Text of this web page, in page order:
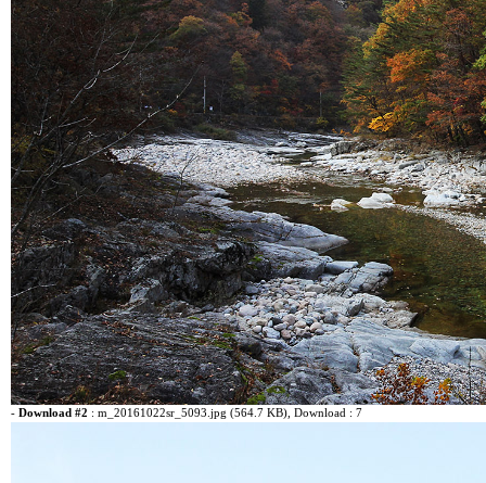
- Download #2 : m_20161022sr_5093.jpg (564.7 KB), Download : 7